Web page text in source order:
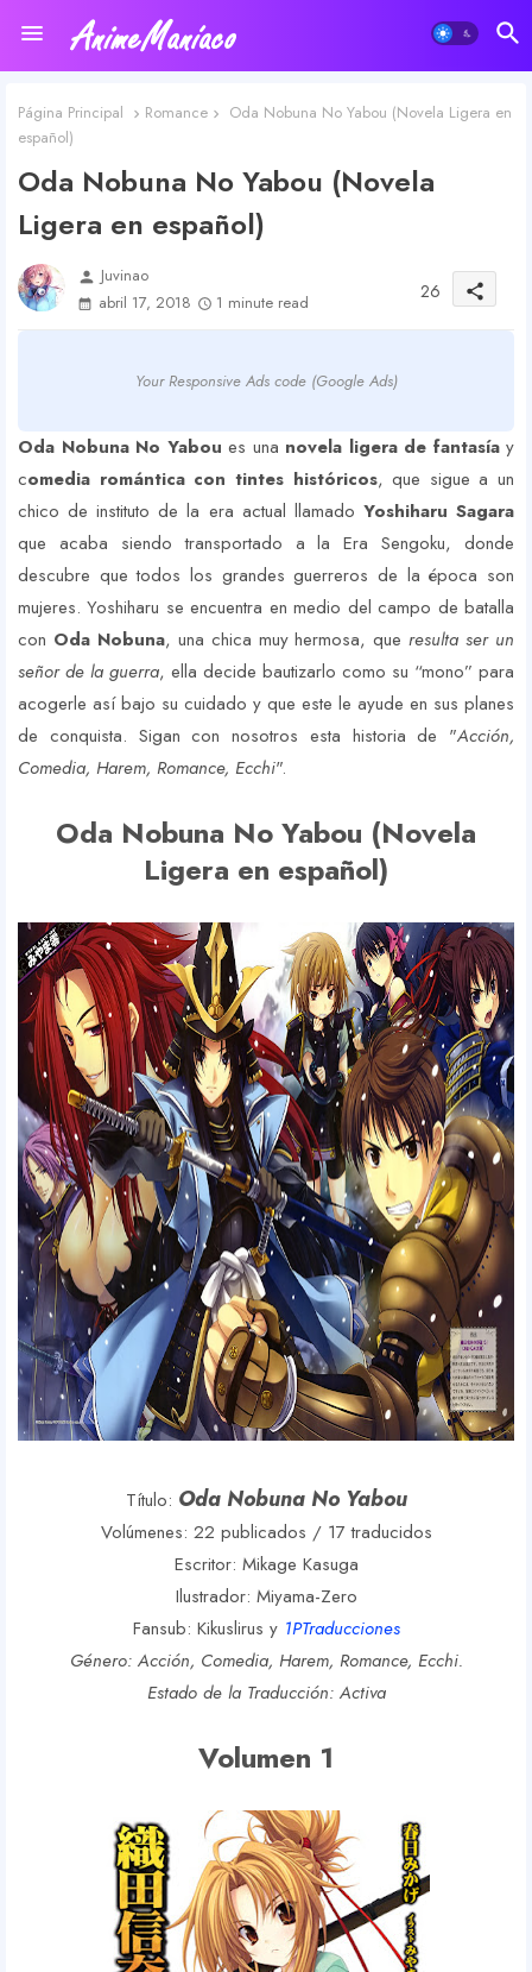
Página Principal Romance
Oda Nobuna No Yabou (Novela Ligera en
español)
Oda Nobuna No Yabou (Novela
Ligera en español)
person Juvinao
abril 17, 2018
1 minute read 26 share
Your Responsive Ads code (Google Ads)
Oda Nobuna No Yabou es una novela ligera de fantasíay
comedia romántica con tintes históricos, que sigue a un
chico de instituto de la era actual llamado Yoshiharu Sagara
que acaba siendo transportado a la Era Sengoku, donde
descubre que todos los grandes guerreros de la época son
mujeres. Yoshiharu se encuentra en medio del campo de batalla
con Oda Nobuna, una chica muy hermosa, queresulta ser un
señor de la guerra, ella decide bautizarlo como su “mono” para
acogerle así bajo su cuidado y que este le ayude en sus planes
de conquista. Sigan con nosotros esta historia de "Acción,
Comedia, Harem, Romance, Ecchi".
Oda Nobuna No Yabou (Novela
Ligera en español)
Título: Oda Nobuna No Yabou
Volúmenes: 22 publicados / 17 traducidos
Escritor: Mikage Kasuga
Ilustrador: Miyama-Zero
Fansub: Kikuslirus y 1PTraducciones
Género: Acción, Comedia, Harem, Romance, Ecchi.
Estado de la Traducción: Activa
Volumen 1